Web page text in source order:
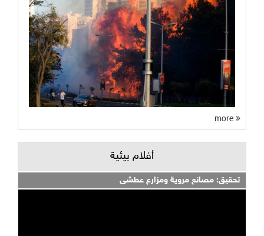
أفلام بيئية
تحقيق: مصانع مروية ومزارع عطشى